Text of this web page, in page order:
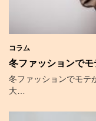
コラム
冬ファッションでモ
冬ファッションでモテ
大…